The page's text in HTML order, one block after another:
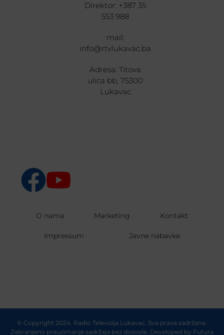
Direktor: +387 35
553 988
mail:
info@rtvlukavac.ba
Adresa: Titova
ulica bb, 75300
Lukavac
O nama Marketing Kontakt
Impressum Javne nabavke
© Copyright 2024. Radio Televizija Lukavac. Sva prava zadržana.
Zabranjeno preuzimanje sadržaja bez dozvole. Developed by Futura